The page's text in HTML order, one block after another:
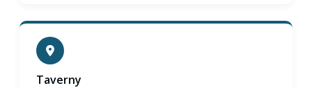
Taverny